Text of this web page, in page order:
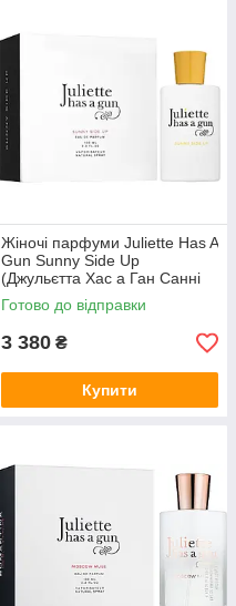
Жіночі парфуми Juliette Has A
Gun Sunny Side Up
(Джульєтта Хас а Ган Санні
Сайд Ап) Парфумована вода
100 ml/мл
Готово до відправки
3 380 ₴
Купити